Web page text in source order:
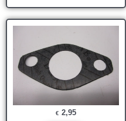
€ 2,95